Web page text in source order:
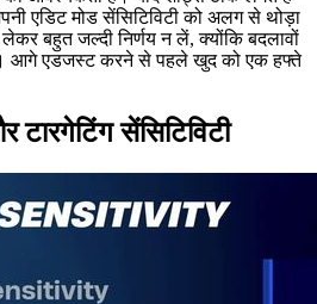
एडिट मोड सेंसिटिविटी को अलग से थोड़ा
बहुत जल्दी निर्णय न लें, क्योंकि बदलावों
आगे एडजस्ट करने से पहले खुद को एक हफ्ते
टारगेटिंग सेंसिटिविटी